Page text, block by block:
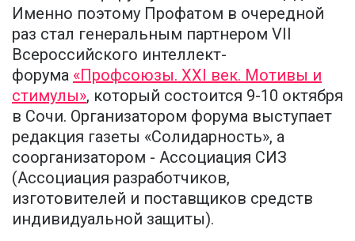
Именно поэтому Профатом в очередной
раз стал генеральным партнером VII
Всероссийского интеллект-
форума «Профсоюзы. XXI век. Мотивы и
стимулы», который состоится 9-10 октября
в Сочи. Организатором форума выступает
редакция газеты «Солидарность», а
соорганизатором - Ассоциация СИЗ
(Ассоциация разработчиков,
изготовителей и поставщиков средств
индивидуальной защиты).